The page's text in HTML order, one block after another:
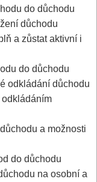
do důchodu
důchodu
a zůstat aktivní i
do důchodu
odkládání důchodu
a možnosti
do důchodu
na osobní a